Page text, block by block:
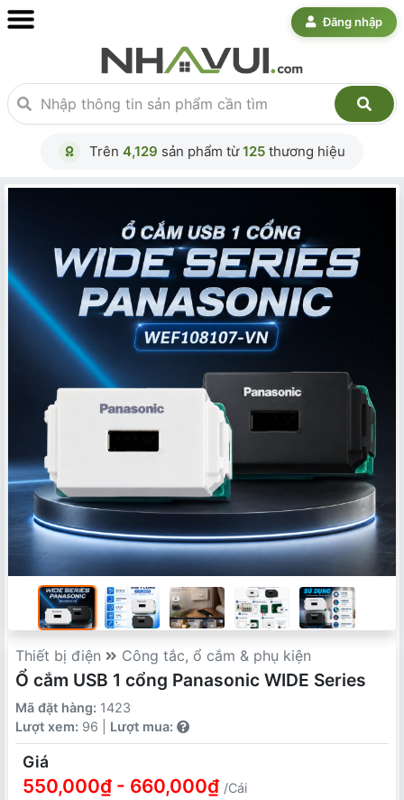
Đăng nhập
Trên 4,129 sản phẩm từ125 thương hiệu
Thiết bị điện Công tắc, ổ cắm & phụ kiện
Ổ cắm USB 1 cổng Panasonic WIDE Series
Mã đặt hàng: 1423
Lượt xem: 96 | Lượt mua:
Giá
550,000₫ - 660,000₫ /Cái